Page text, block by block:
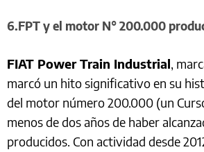
6.FPT y el motor N° 200.000
FIAT Power Train Industrial,
marcó un hito significativo en su
del motor número 200.000 (un
menos de dos años de haber
producidos. Con actividad desde